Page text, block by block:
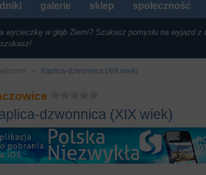
galerie sklep społeczność
wycieczkę w głąb Ziemi? Szukasz pomysłu na wyjazd
Kaplica-dzwonnica (XIX wiek)
dzwonnica (XIX wiek)